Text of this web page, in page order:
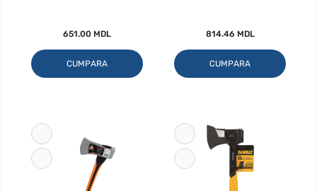
651.00 MDL
CUMPARA
814.46 MDL
CUMPARA